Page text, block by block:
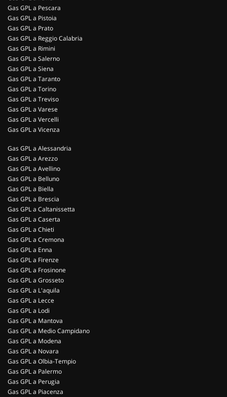
Gas GPL a Pescara
Gas GPL a Pistoia
Gas GPL a Prato
Gas GPL a Reggio Calabria
Gas GPL a Rimini
Gas GPL a Salerno
Gas GPL a Siena
Gas GPL a Taranto
Gas GPL a Torino
Gas GPL a Treviso
Gas GPL a Varese
Gas GPL a Vercelli
Gas GPL a Vicenza
Gas GPL a Alessandria
Gas GPL a Arezzo
Gas GPL a Avellino
Gas GPL a Belluno
Gas GPL a Biella
Gas GPL a Brescia
Gas GPL a Caltanissetta
Gas GPL a Caserta
Gas GPL a Chieti
Gas GPL a Cremona
Gas GPL a Enna
Gas GPL a Firenze
Gas GPL a Frosinone
Gas GPL a Grosseto
Gas GPL a L'aquila
Gas GPL a Lecce
Gas GPL a Lodi
Gas GPL a Mantova
Gas GPL a Medio Campidano
Gas GPL a Modena
Gas GPL a Novara
Gas GPL a Olbia-Tempio
Gas GPL a Palermo
Gas GPL a Perugia
Gas GPL a Piacenza